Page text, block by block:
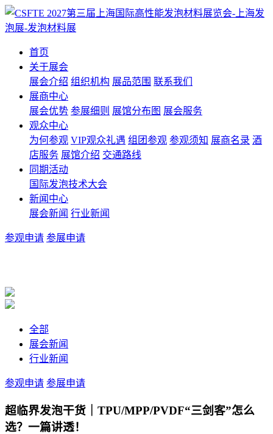
首页
关于展会
展会介绍 组织机构 展品范围 联系我们
展商中心
展会优势 参展细则 展馆分布图 展会服务
观众中心
为何参观 VIP观众礼遇 组团参观 参观须知 展商名录 酒
店服务 展馆介绍 交通路线
同期活动
国际发泡技术大会
新闻中心
展会新闻 行业新闻
参观申请 参展申请
全部
展会新闻
行业新闻
参观申请 参展申请
超临界发泡干货｜TPU/MPP/PVDF“三剑客”怎么
选？一篇讲透！